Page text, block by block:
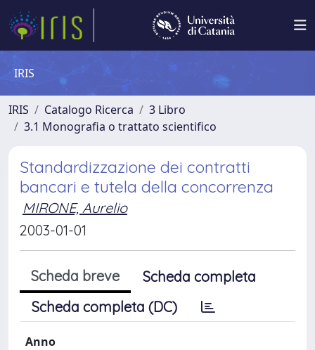
IRIS
IRIS Catalogo Ricerca
3 Libro
3.1 Monografia o trattato scientifico
Standardizzazione dei contratti
bancari e tutela della concorrenza
MIRONE, Aurelio
2003-01-01
Scheda breve
Scheda completa
Scheda completa (DC)
Anno